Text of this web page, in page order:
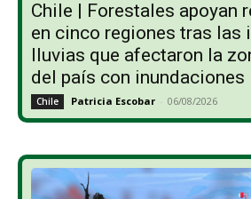
Chile | Forestales apoyan
en cinco regiones tras las
lluvias que afectaron la
del país con inundaciones
Chile Patricia Escobar - 06/08/2026